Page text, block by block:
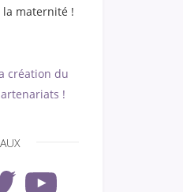
maternité !
création du
!
YouTube